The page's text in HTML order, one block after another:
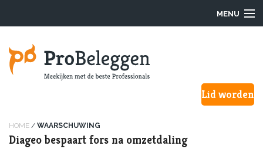
MENU
Hoe werkt het?
Lid worden
HOME / WAARSCHUWING
Diageo bespaart fors na omzetdaling